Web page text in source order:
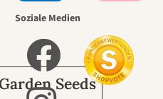
Seeds
Soziale Medien